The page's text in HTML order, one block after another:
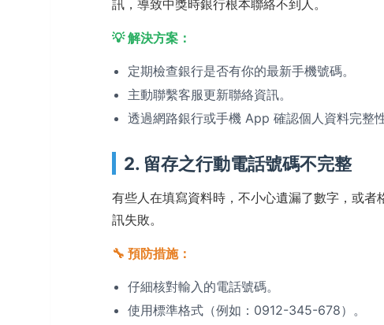
訊，導致中獎時銀行根本聯絡不到人。
💡 解決方案：
定期檢查銀行是否有你的最新手機號碼。
主動聯繫客服更新聯絡資訊。
透過網路銀行或手機 App 確認個人資料完整性
2. 留存之行動電話號碼不完整
有些人在填寫資料時，不小心遺漏了數字，或
訊失敗。
🔧 預防措施：
仔細核對輸入的電話號碼。
使用標準格式（例如：0912-345-678）。